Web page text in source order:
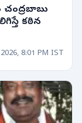
చంద్రబాబు
కఠిన
8:01 PM IST